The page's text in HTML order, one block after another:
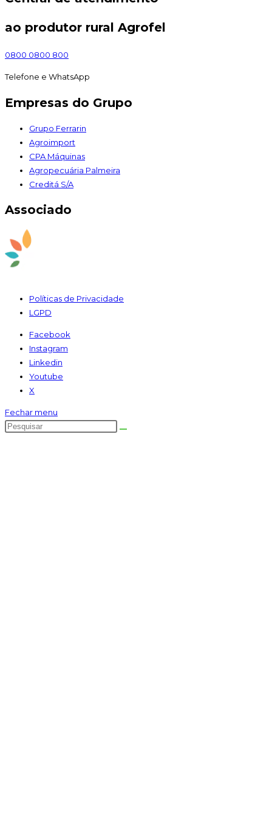
ao produtor rural Agrofel
0800 0800 800
Telefone e WhatsApp
Empresas do Grupo
Grupo Ferrarin
Agroimport
CPA Máquinas
Agropecuária Palmeira
Creditá S/A
Associado
Políticas de Privacidade
LGPD
Facebook
Instagram
Linkedin
Youtube
X
Fechar menu